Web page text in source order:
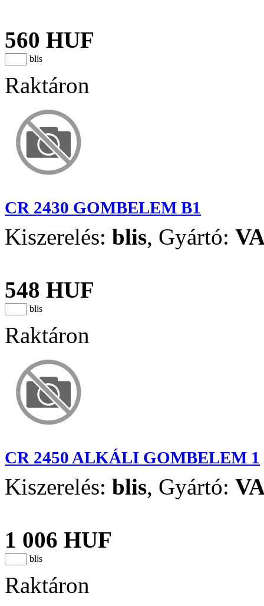
560 HUF
blis
Raktáron
CR 2430 GOMBELEM B1
Kiszerelés: blis, Gyártó:
548 HUF
blis
Raktáron
CR 2450 ALKÁLI GOMBELEM 1
Kiszerelés: blis, Gyártó:
1 006 HUF
blis
Raktáron